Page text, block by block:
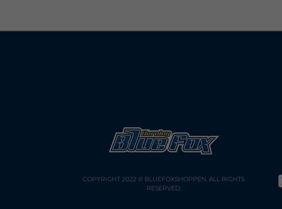
COPYRIGHT 2022 © BLUEFOXSHOPPEN. ALL RIGHTS
RESERVED.